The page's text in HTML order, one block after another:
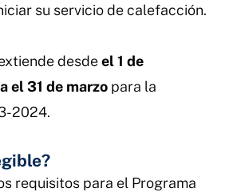
su servicio de calefacción.
desdeel 1 de
el 31 de marzopara la
2024.
requisitos para el Programa